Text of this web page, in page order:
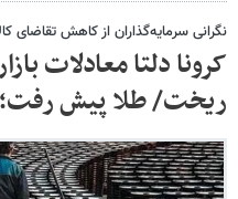
نگرانی سرمایه‌گذاران از کاهش تقاضای
کرونا دلتا معادلات
ریخت/ طلا پیش